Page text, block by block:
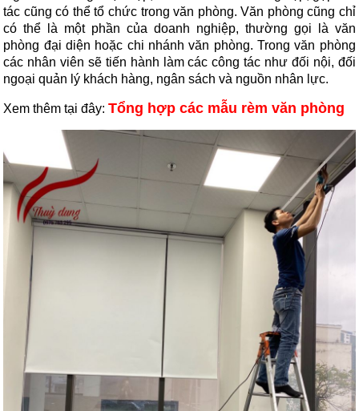
tác cũng có thể tổ chức trong văn phòng. Văn phòng cũng chỉ
có thể là một phần của doanh nghiệp, thường gọi là văn
phòng đại diện hoặc chi nhánh văn phòng. Trong văn phòng
các nhân viên sẽ tiến hành làm các công tác như đối nội, đối
ngoại quản lý khách hàng, ngân sách và nguồn nhân lực.
Xem thêm tại đây:Tổng hợp các mẫu rèm văn phòng